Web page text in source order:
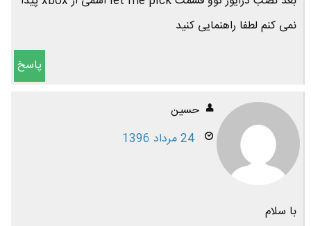
نمی کنم لطفا راهنمایی کنید
پاسخ
حسین
24 مرداد 1396
با سلام